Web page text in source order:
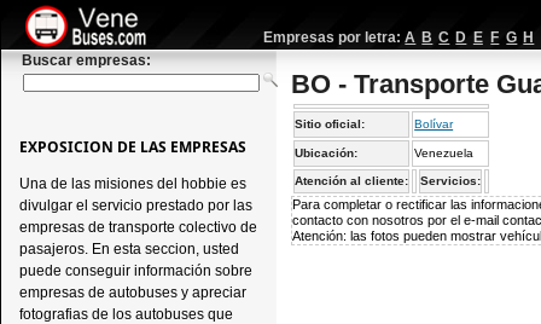
Empresas por letra: A B C D E F G H
Buscar empresas:
BO - Transporte
Sitio oficial: Bolívar
Ubicación: Venezuela
Atención al cliente: Servicios:
Para completar o rectificar las
contacto con nosotros por el e-mail
Atención: las fotos pueden mostrar
EXPOSICION DE LAS EMPRESAS
Una de las misiones del hobbie es
divulgar el servicio prestado por las
empresas de transporte colectivo de
pasajeros. En esta seccion, usted
puede conseguir información sobre
empresas de autobuses y apreciar
fotografias de los autobuses que